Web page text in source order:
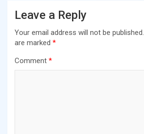
Leave a Reply
Your email address will not be published.
are marked *
Comment *